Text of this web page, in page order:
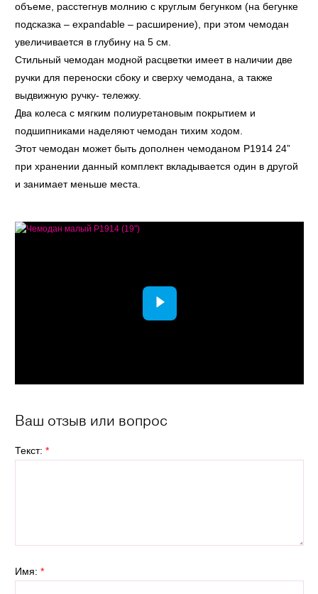
объеме, расстегнув молнию с круглым бегунком (на бегунке
подсказка – expandable – расширение), при этом чемодан
увеличивается в глубину на 5 см.
Стильный чемодан модной расцветки имеет в наличии две
ручки для переноски сбоку и сверху чемодана, а также
выдвижную ручку- тележку.
Два колеса с мягким полиуретановым покрытием и
подшипниками наделяют чемодан тихим ходом.
Этот чемодан может быть дополнен чемоданом Р1914 24”
при хранении данный комплект вкладывается один в другой
и занимает меньше места.
Ваш отзыв или вопрос
Текст: *
Имя: *